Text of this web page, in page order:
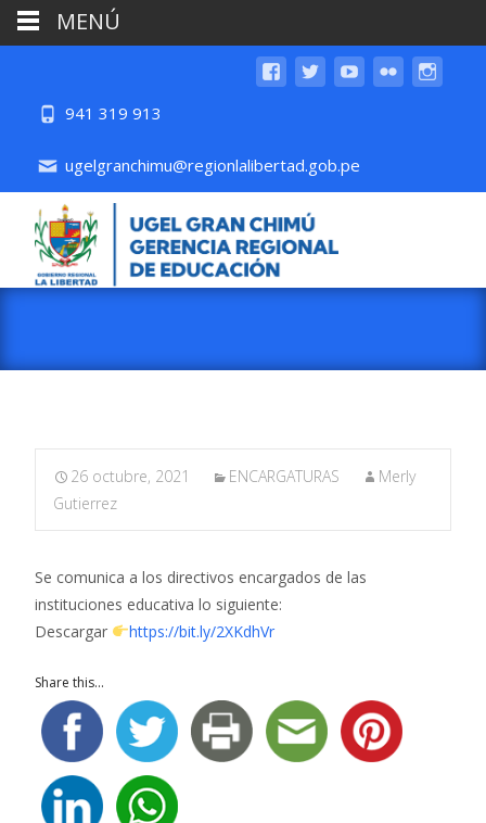
941 319 913
ugelgranchimu@regionlalibertad.gob.pe
26 octubre, 2021 ENCARGATURAS
Merly
Gutierrez
Se comunica a los directivos encargados de las
instituciones educativa lo siguiente:
Descargar
https://bit.ly/2XKdhVr
Share this...
MENÚ